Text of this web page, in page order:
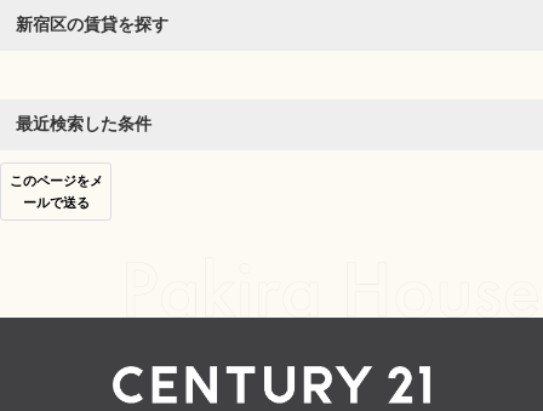
新宿区の賃貸を探す
最近検索した条件
このページをメ
ールで送る